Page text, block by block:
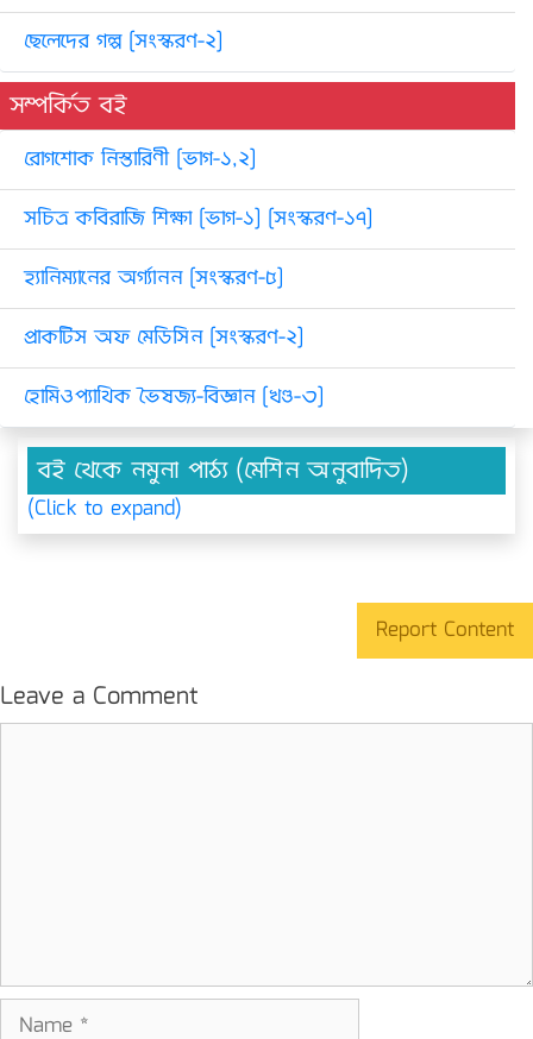
ছেলেদের গল্প [সংস্করণ-২]
সম্পর্কিত বই
রোগশোক নিস্তারিণী [ভাগ-১,২]
সচিত্র কবিরাজি শিক্ষা [ভাগ-১] [সংস্করণ-১৭]
হ্যানিম্যানের অর্গ্যানন [সংস্করণ-৫]
প্রাকটিস অফ মেডিসিন [সংস্করণ-২]
হোমিওপ্যাথিক ভৈষজ্য-বিজ্ঞান [খণ্ড-৩]
বই থেকে নমুনা পাঠ্য (মেশিন অনুবাদিত)
(Click to expand)
Report Content
Leave a Comment
Name